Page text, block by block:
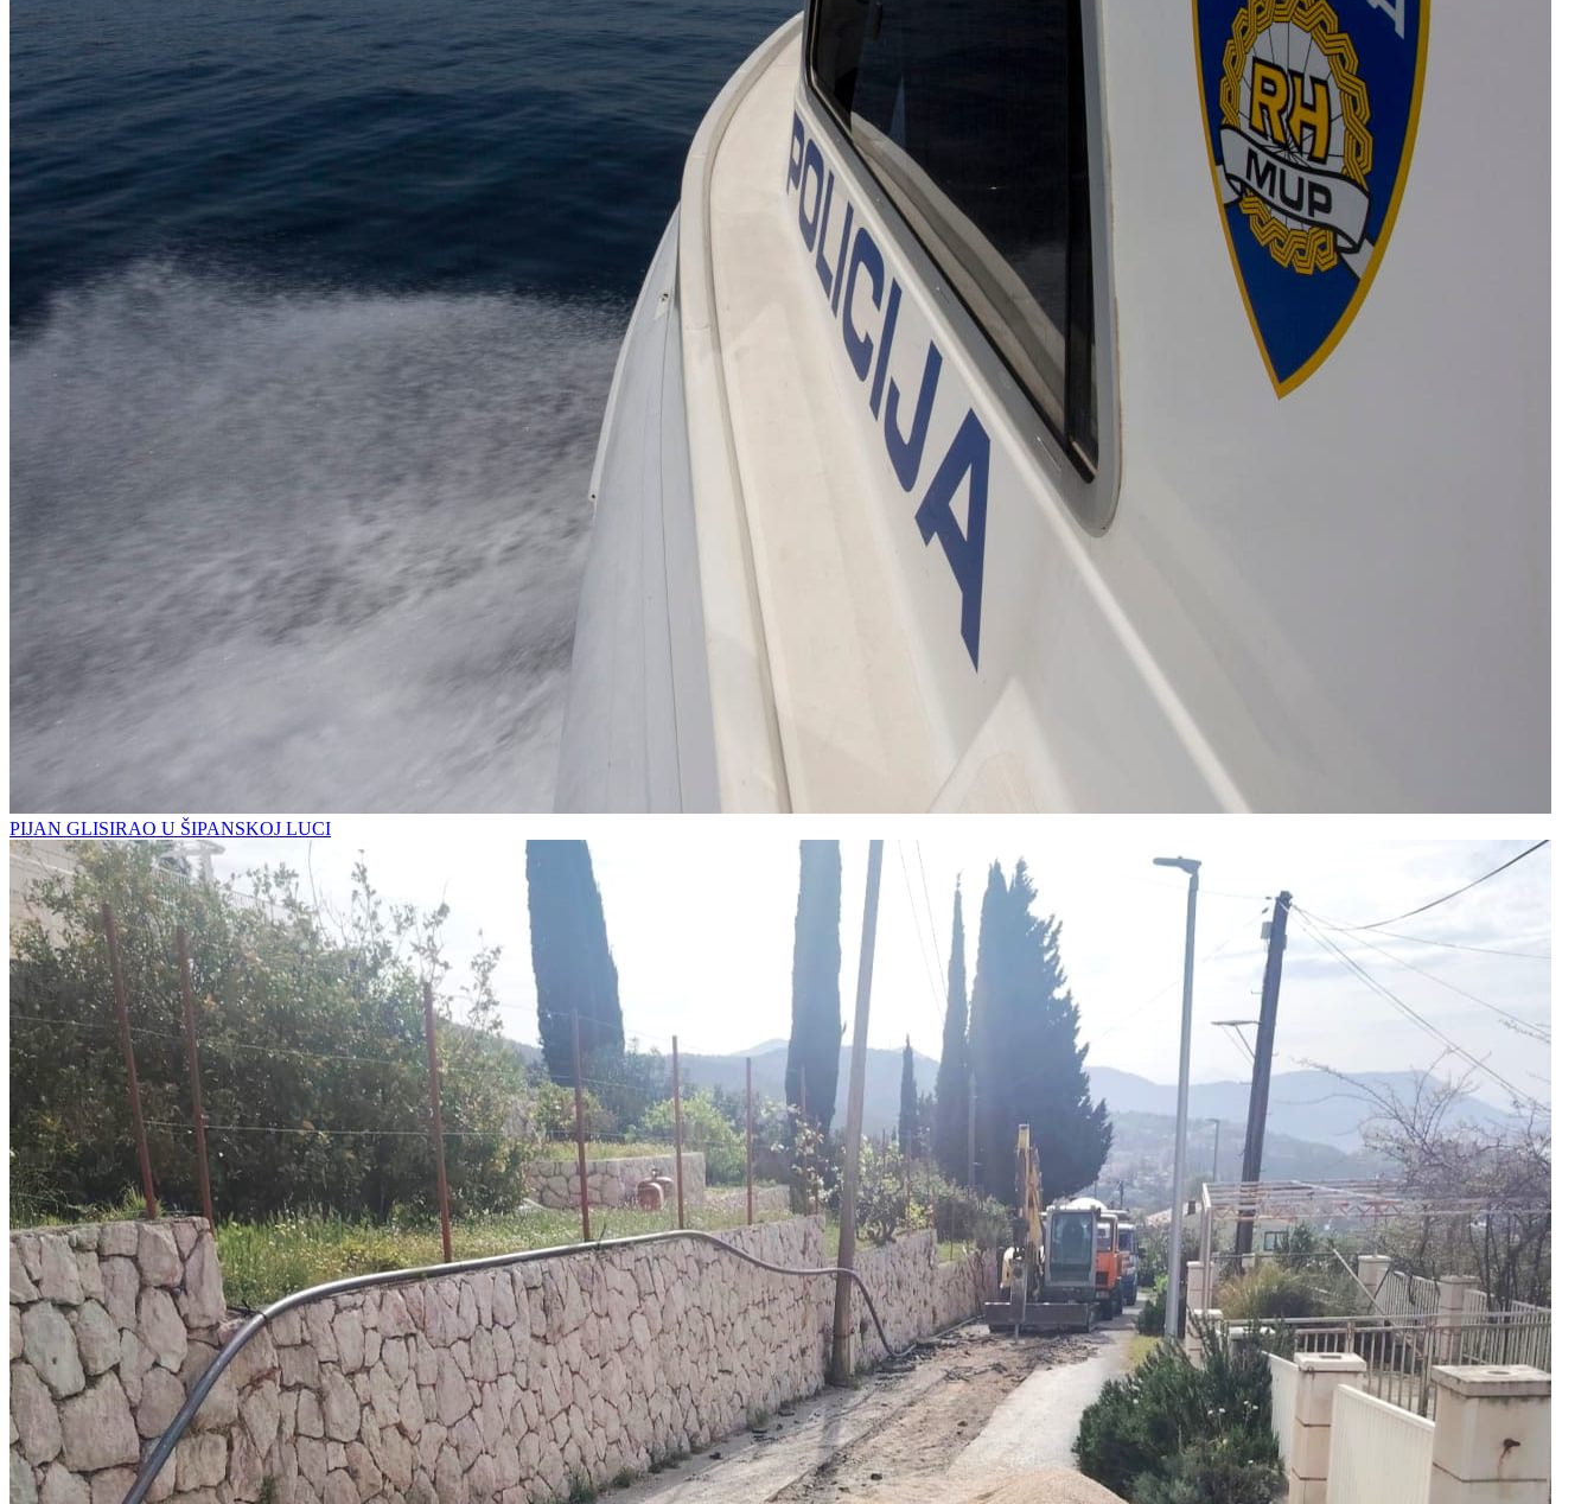
PIJAN GLISIRAO U ŠIPANSKOJ LUCI